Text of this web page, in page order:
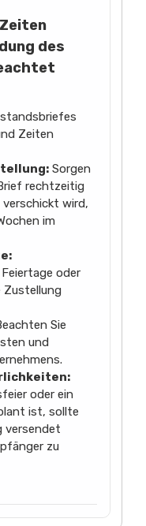
des
Zeiten
Sorgen
rechtzeitig
wird,
im
oder
Zustellung
Sie
und
oder ein
ist, sollte
versendet
zu